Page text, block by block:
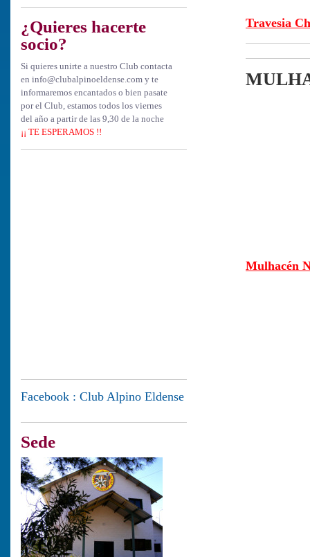
¿Quieres hacerte
socio?
Si quieres unirte a nuestro Club contacta
en info@clubalpinoeldense.com y te
informaremos encantados o bien pasate
por el Club, estamos todos los viernes
del año a partir de las 9,30 de la noche
¡¡ TE ESPERAMOS !!
Facebook : Club Alpino Eldense
Sede
Travesia
Mulhacén